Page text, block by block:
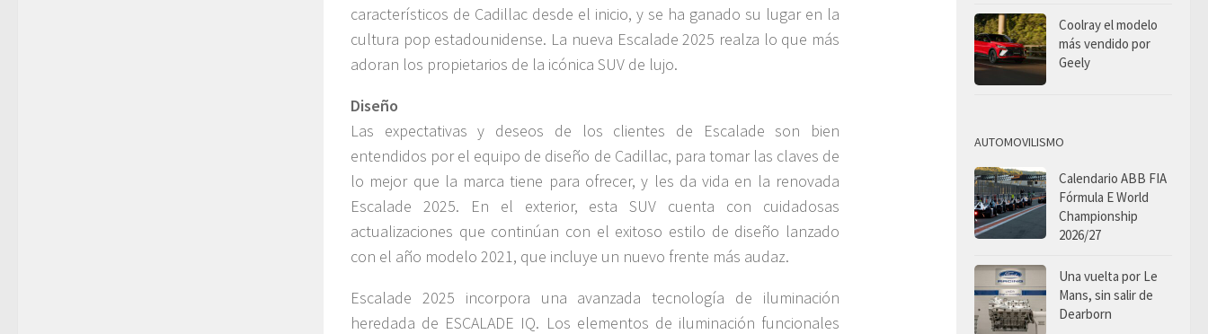
característicos de Cadillac desde el inicio, y se ha ganado su lugar en la
cultura pop estadounidense. La nueva Escalade 2025 realza lo que más
adoran los propietarios de la icónica SUV de lujo.
Diseño
Las expectativas y deseos de los clientes de Escalade son bien
entendidos por el equipo de diseño de Cadillac, para tomar las claves de
lo mejor que la marca tiene para ofrecer, y les da vida en la renovada
Escalade 2025. En el exterior, esta SUV cuenta con cuidadosas
actualizaciones que continúan con el exitoso estilo de diseño lanzado
con el año modelo 2021, que incluye un nuevo frente más audaz.
Escalade 2025 incorpora una avanzada tecnología de iluminación
heredada de ESCALADE IQ. Los elementos de iluminación funcionales
Coolray el modelo
más vendido por
Geely
AUTOMOVILISMO
Calendario ABB FIA
Fórmula E World
Championship
2026/27
Una vuelta por Le
Mans, sin salir de
Dearborn